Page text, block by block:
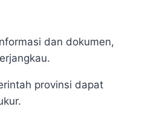
dan dokumen,
provinsi dapat